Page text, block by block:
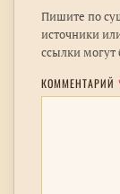
Пишите по
источники
ссылки могут
КОММЕНТАРИЙ